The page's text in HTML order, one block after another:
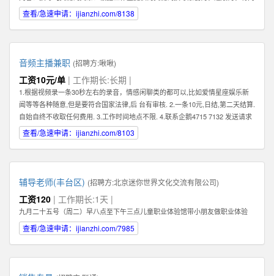
容的文章】 文章要求：质量一般，重点要求原创（不可复制网络文章）、通
顺。 编辑薪资：稿酬制。【6元／1000字】 非诚勿扰。考虑清楚自己是否合
查看/急速申请：ijianzhi.com/8138
音频主播兼职 (招聘方:啾啾)
工资10元/单 | 工作期长:长期 |
1.根据视频录一条30秒左右的录音，情感闲聊类的都可以,比如爱情星座娱乐新
闻等等各种随意,但是要符合国家法律,后 台有审核. 2.一条10元,日结,第二天结算.
自始自终不收取任何费用. 3.工作时间地点不限. 4.联系企鹅4715 7132 发送请求
时,请备注录音采集兼职.
查看/急速申请：ijianzhi.com/8103
辅导老师(丰台区) (招聘方:北京迷你世界文化交流有限公司)
工资120 | 工作期长:1天 |
九月二十五号（周二）早八点至下午三点儿童职业体验馆带小朋友做职业体验
查看/急速申请：ijianzhi.com/7985